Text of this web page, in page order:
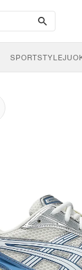
search-
btn
SPORTSTYLE